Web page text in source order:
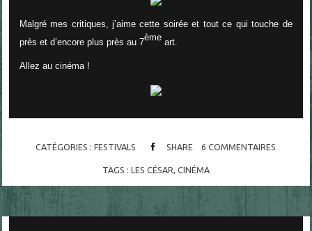
Malgré mes critiques, j’aime cette soirée et tout ce qui touche de
près et d’encore plus près au 7èmeart.
Allez au cinéma !
CATÉGORIES : FESTIVALS SHARE 6 COMMENTAIRES
TAGS : LES CÉSAR CINÉMA